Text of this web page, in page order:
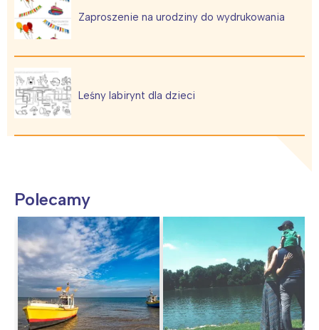
Zaproszenie na urodziny do wydrukowania
Leśny labirynt dla dzieci
Polecamy